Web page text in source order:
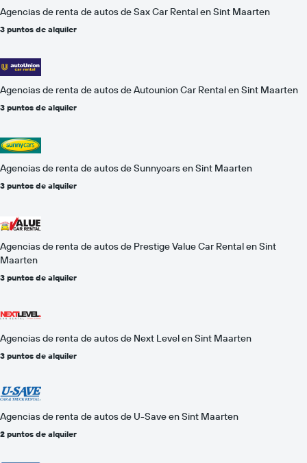
Agencias de renta de autos de Sax Car Rental en Sint Maarten
3 puntos de alquiler
Agencias de renta de autos de Autounion Car Rental en Sint Maarten
3 puntos de alquiler
Agencias de renta de autos de Sunnycars en Sint Maarten
3 puntos de alquiler
Agencias de renta de autos de Prestige Value Car Rental en Sint
Maarten
3 puntos de alquiler
Agencias de renta de autos de Next Level en Sint Maarten
3 puntos de alquiler
Agencias de renta de autos de U-Save en Sint Maarten
2 puntos de alquiler